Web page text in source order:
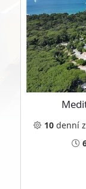
10denní